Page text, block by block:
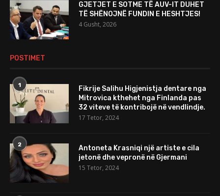
GJETJET E SOTME TË AUV-IT DUHET
TË SHËNOJNË FUNDIN E HESHTJES!
4 Gusht, 2026
POSTIMET
1
Fikrije Salihu Higjenistja dentare nga
Mitrovica kthehet nga Finlanda pas
32 viteve të kontribojë në vendlindje.
17 Tetor, 2024
2
Antoneta Krasniqi një artiste e cila
jetonë dhe vepronë në Gjermani
15 Tetor, 2024